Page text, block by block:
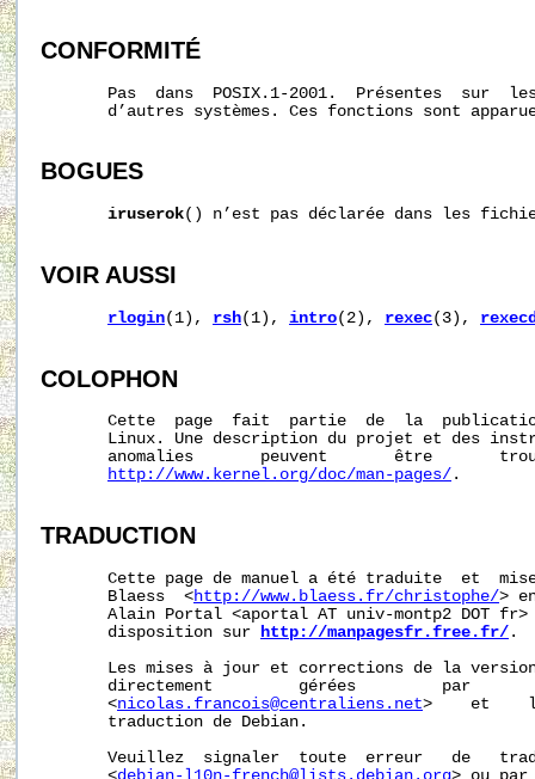
CONFORMITÉ
Pas  dans  POSIX.1-2001.  Présentes  sur
d’autres systèmes. Ces fonctions sont
BOGUES
iruserok() n’est pas déclarée dans les
VOIR AUSSI
rlogin(1), rsh(1), intro(2), rexec(3),
COLOPHON
Cette  page  fait  partie  de  la
Linux. Une description du projet et des
anomalies       peuvent       être
http://www.kernel.org/doc/man-pages/ .
TRADUCTION
Cette page de manuel a été traduite  et
       Blaess  <
http://www.blaess.fr/christophe/>
Alain Portal <aportal AT univ-montp2 DOT
       disposition sur
http://manpagesfr.free.fr/ .
Les mises à jour et corrections de la
directement         gérées         par
       <
nicolas.francois@centraliens.net>    et
       traduction de Debian.
Veuillez  signaler  toute  erreur   de